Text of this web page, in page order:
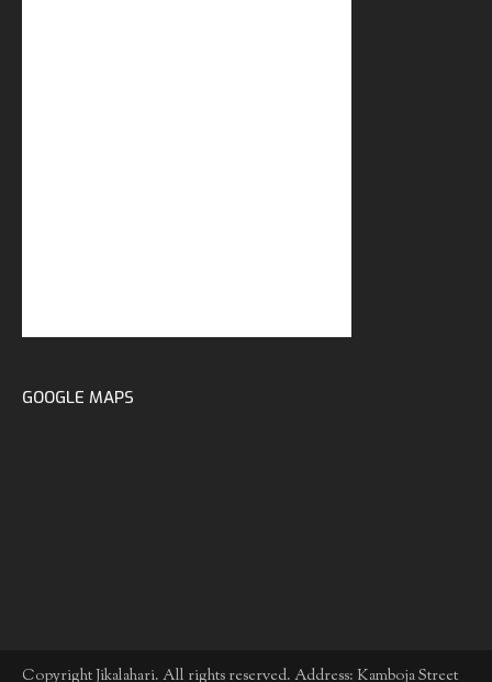
GOOGLE MAPS
Copyright Jikalahari. All rights reserved. Address: Kamboja Street